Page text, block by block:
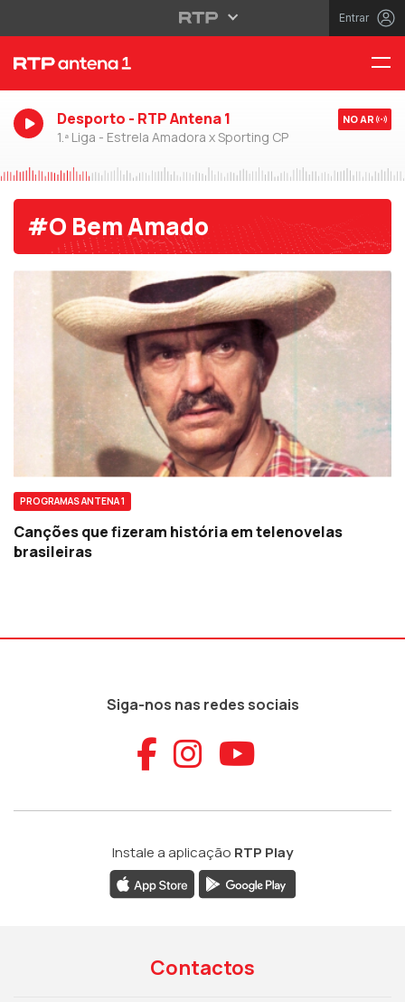
Entrar
Desporto - RTP Antena 1
1.ª Liga - Estrela Amadora x Sporting CP
NO AR
#O Bem Amado
PROGRAMAS ANTENA 1
Canções que fizeram história em telenovelas
brasileiras
Siga-nos nas redes sociais
Aceder ao
Aceder ao
Aceder
Instale a aplicação RTP Play
Contactos